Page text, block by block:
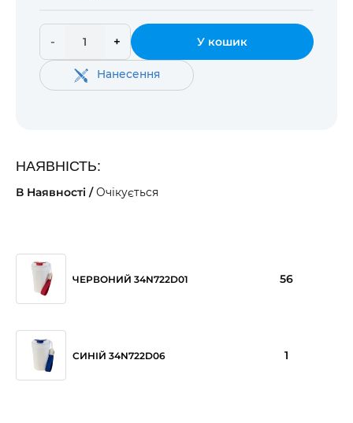
- + У кошик
Нанесення
НАЯВНІСТЬ:
В Наявності /Очікується
ЧЕРВОНИЙ 34N722D01 56
СИНІЙ 34N722D06 1